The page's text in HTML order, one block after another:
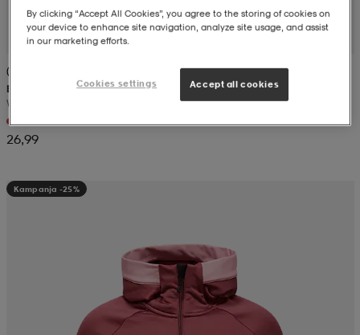
(177)
EVEREST
W Zip Fleece Jacket
26,99
Kampanja -25%
By clicking “Accept All Cookies”, you agree to the storing of cookies on
your device to enhance site navigation, analyze site usage, and assist
in our marketing efforts.
Cookies settings Accept all cookies